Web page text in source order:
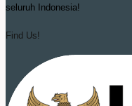
seluruh Indonesia!
Find Us!